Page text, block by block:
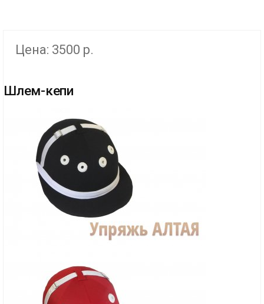
Цена: 3500 р.
Шлем-кепи